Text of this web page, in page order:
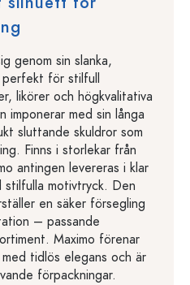
genom sin slanka,
perfekt för stilfull
likörer och högkvalitativa
imponerar med sin långa
sluttande skuldror som
Finns i storlekar från
antingen levereras i klar
stilfulla motivtryck. Den
en säker försegling
– passande
Maximo förenar
tidlös elegans och är
förpackningar.